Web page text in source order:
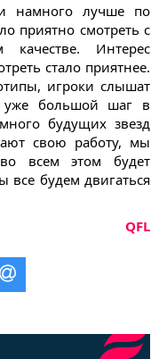
намного лучше по
приятно смотреть с
Интерес
стало приятнее.
игроки слышат
уже большой шаг в
будущих звезд
свою работу, мы
всем этом будет
все будем двигаться
QFL